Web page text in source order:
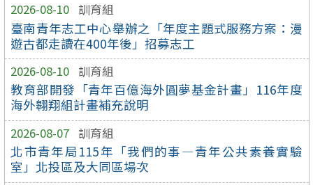
2026-08-10 訓育組
臺南青年志工中心舉辦之「年度主題式服務方案：漫
遊古都走讀在400年後」招募志工
2026-08-10 訓育組
教育部開發「青年百億海外圓夢基金計畫」116年度
海外翱翔組計畫補充說明
2026-08-07 訓育組
北市青年局115年「我們的事—青年公共素養實驗
室」北投區及大同區場次